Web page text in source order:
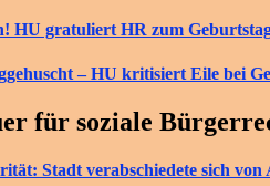
HU gratuliert HR zum
– HU kritisiert Eile bei
für soziale
Stadt verabschiedete sich von